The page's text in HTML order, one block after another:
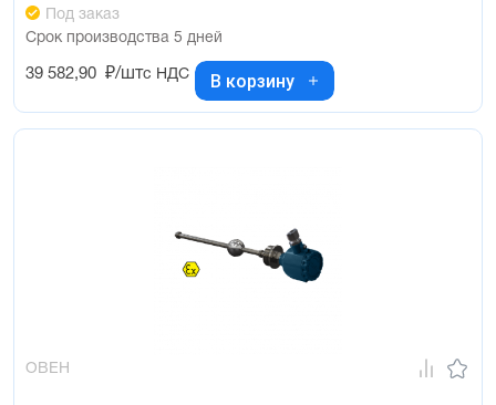
Под заказ
Срок производства 5 дней
39 582,90 ₽/штс НДС В корзину
ОВЕН